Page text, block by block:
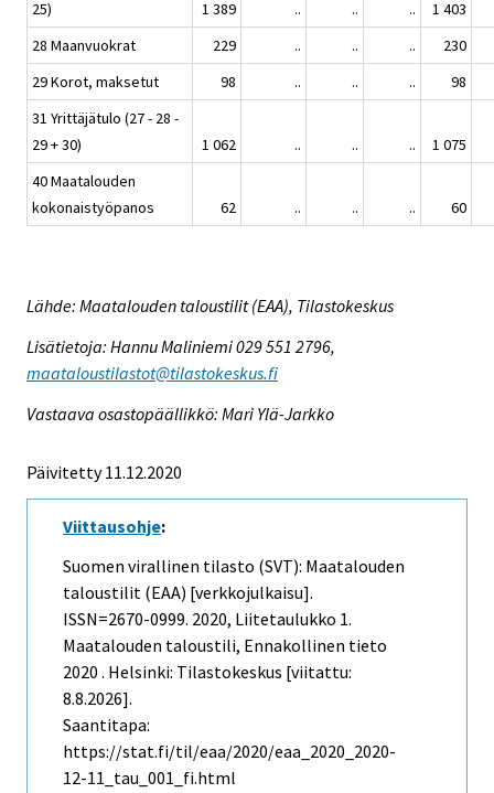
25) 1 389 .. .. ..
1 403
28 Maanvuokrat
229 .. .. ..
230
29 Korot, maksetut
98 .. .. ..
98
31 Yrittäjätulo (27 - 28 -
29 + 30)
1 062 .. .. ..
1 075
40 Maatalouden
kokonaistyöpanos
62 .. .. .. 60
Lähde: Maatalouden taloustilit (EAA), Tilastokeskus
Lisätietoja: Hannu Maliniemi 029 551 2796,
maataloustilastot@tilastokeskus.fi
Vastaava osastopäällikkö: Mari Ylä-Jarkko
Päivitetty 11.12.2020
Viittausohje:
Suomen virallinen tilasto (SVT): Maatalouden
taloustilit (EAA) [verkkojulkaisu].
ISSN=2670-0999. 2020, Liitetaulukko 1.
Maatalouden taloustili, Ennakollinen tieto
2020 . Helsinki: Tilastokeskus [viitattu:
8.8.2026].
Saantitapa:
https://stat.fi/til/eaa/2020/eaa_2020_2020-
12-11_tau_001_fi.html